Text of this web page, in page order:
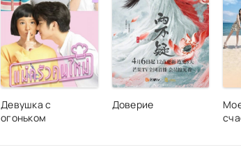
Девушка с
огоньком
Доверие